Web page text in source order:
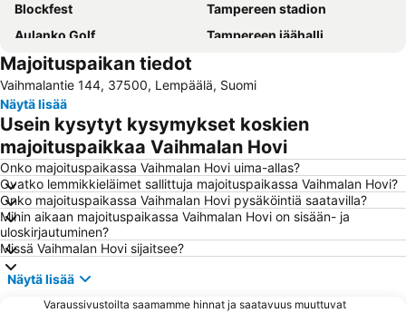
Blockfest
Tampereen stadion
Aulanko Golf
Tampereen jäähalli
Ellivuori Ski Center
Tampere–Pirkkala Airport
Tampereen työväen teatteri
Hämeenlinnan rautatieasema
Hervannan hiihtokeskus
Hämeen linna
Tampereen teatteri
Tampereen taidemessut
Alihankinta
Tampereen yliopisto
Kotimaan Matkailumessut
Rauhaniemi
Kädentaidot
Hevoset
Tammer-Golf
Mustavuoren laskettelukeskus
Sauna Open Air
Majoituspaikan tiedot
Vaihmalantie 144, 37500, Lempäälä, Suomi
Näytä lisää
Usein kysytyt kysymykset koskien
majoituspaikkaa Vaihmalan Hovi
Onko majoituspaikassa Vaihmalan Hovi uima-allas?
Ovatko lemmikkieläimet sallittuja majoituspaikassa Vaihmalan Hovi?
Onko majoituspaikassa Vaihmalan Hovi pysäköintiä saatavilla?
Mihin aikaan majoituspaikassa Vaihmalan Hovi on sisään- ja
uloskirjautuminen?
Missä Vaihmalan Hovi sijaitsee?
Näytä lisää
Varaussivustoilta saamamme hinnat ja saatavuus muuttuvat